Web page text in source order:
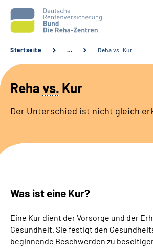
Aktuelles
Unsere Kliniken
Gebärdensprache
Startseite … Reha vs. Kur
Rehavs. Kur
Der Unterschied ist nicht gleich
Was ist eine Kur?
Eine Kur dient der Vorsorge und der
Gesundheit. Sie festigt den
beginnende Beschwerden zu